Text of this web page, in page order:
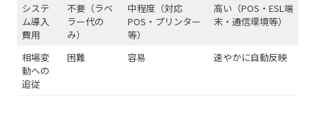
システ
ム導入
費用
不要（ラベ
ラー代の
み）
中程度（対応
POS・プリンター
等）
高い（POS・ESL端
末・通信環境等）
相場変
動への
追従
困難 容易 速やかに自動反映